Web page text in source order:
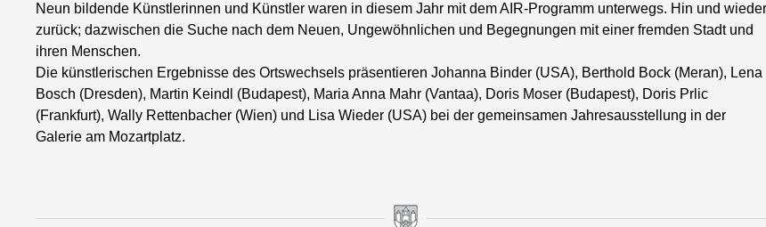
Neun bildende Künstlerinnen und Künstler waren in diesem Jahr mit dem AIR-Programm unterwegs. Hin und wieder
zurück; dazwischen die Suche nach dem Neuen, Ungewöhnlichen und Begegnungen mit einer fremden Stadt und
ihren Menschen.
Die künstlerischen Ergebnisse des Ortswechsels präsentieren Johanna Binder (USA), Berthold Bock (Meran), Lena
Bosch (Dresden), Martin Keindl (Budapest), Maria Anna Mahr (Vantaa), Doris Moser (Budapest), Doris Prlic
(Frankfurt), Wally Rettenbacher (Wien) und Lisa Wieder (USA) bei der gemeinsamen Jahresausstellung in der
Galerie am Mozartplatz.